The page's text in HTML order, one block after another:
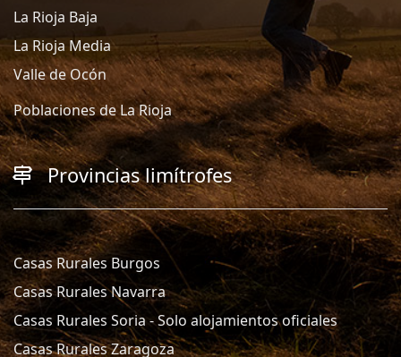
La Rioja Baja
La Rioja Media
Valle de Ocón
Poblaciones de La Rioja
Provincias limítrofes
Casas Rurales Burgos
Casas Rurales Navarra
Casas Rurales Soria - Solo alojamientos oficiales
Casas Rurales Zaragoza